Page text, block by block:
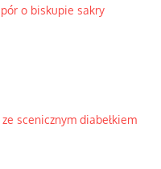
o biskupie sakry
scenicznym diabełkiem